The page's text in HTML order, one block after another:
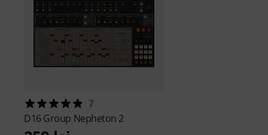
7
D16 Group Nepheton 2